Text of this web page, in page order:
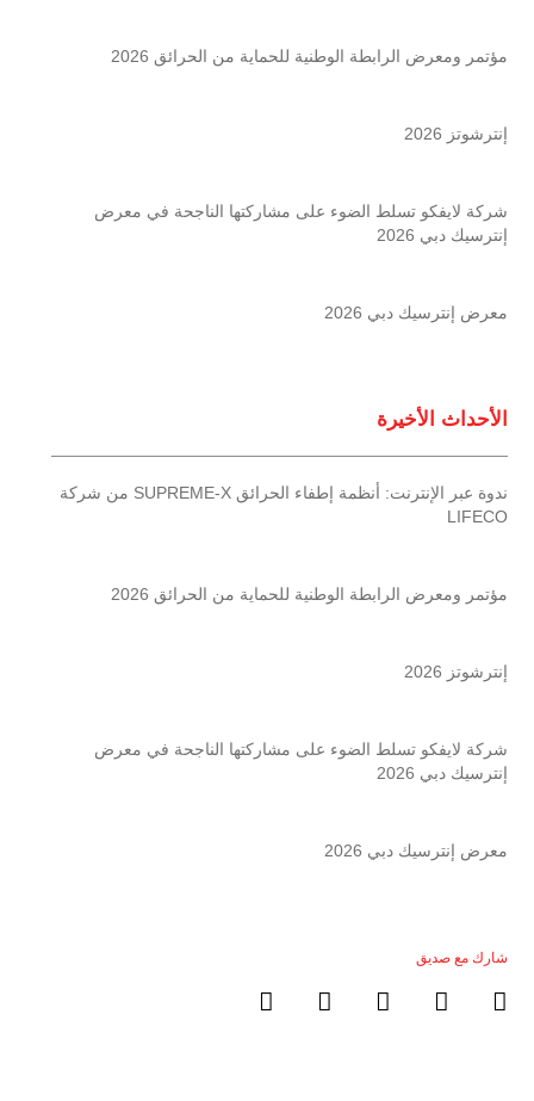
مؤتمر ومعرض الرابطة الوطنية للحماية من الحرائق 2026
إنترشوتز 2026
شركة لايفكو تسلط الضوء على مشاركتها الناجحة في معرض
إنترسيك دبي 2026
معرض إنترسيك دبي 2026
الأحداث الأخيرة
ندوة عبر الإنترنت: أنظمة إطفاء الحرائق SUPREME-X من شركة
LIFECO
مؤتمر ومعرض الرابطة الوطنية للحماية من الحرائق 2026
إنترشوتز 2026
شركة لايفكو تسلط الضوء على مشاركتها الناجحة في معرض
إنترسيك دبي 2026
معرض إنترسيك دبي 2026
شارك مع صديق